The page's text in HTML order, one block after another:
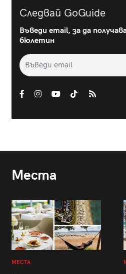
Следвай GoGuide
Въведи email, за да
бюлетин
Места
МЕСТА